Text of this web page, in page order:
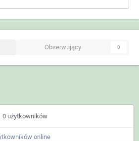
Obserwujący 0
0 użytkowników
online